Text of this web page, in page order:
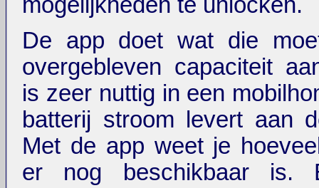
De app doet wat die
overgebleven capaciteit
is zeer nuttig in een
batterij stroom levert aan
Met de app weet je
er nog beschikbaar is.